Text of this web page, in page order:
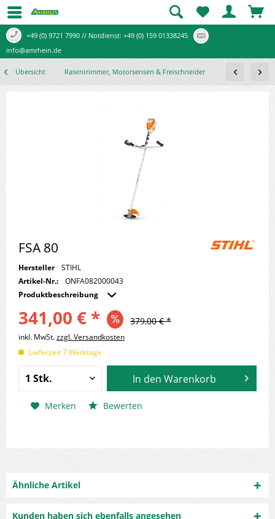
+49 (0) 9721 7990 // Notdienst: +49 (0) 159 01338245
info@amrhein.de
Übersicht Rasentrimmer, Motorsensen & Freischneider
FSA 80
Hersteller
STIHL
Artikel-Nr.:
ONFA082000043
Produktbeschreibung
341,00 € * 379,00 € *
inkl. MwSt.zzgl. Versandkosten
Lieferzeit 7 Werktage
In den Warenkorb
Merken Bewerten
Ähnliche Artikel
Kunden haben sich ebenfalls angesehen